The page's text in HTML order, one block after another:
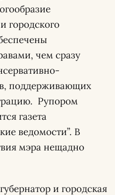
городского
чем сразу
поддерживающих
Рупором
газета
ведомости”. В
мэра нещадно
и городская